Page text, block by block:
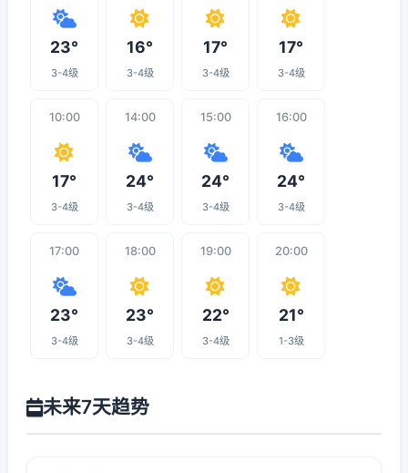
23°
3-4级
16°
3-4级
17°
3-4级
17°
3-4级
10:00
17°
3-4级
14:00
24°
3-4级
15:00
24°
3-4级
16:00
24°
3-4级
17:00
23°
3-4级
18:00
23°
3-4级
19:00
22°
3-4级
20:00
21°
1-3级
未来7天趋势